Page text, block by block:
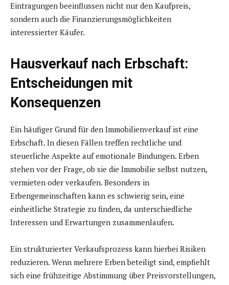
Eintragungen beeinflussen nicht nur den Kaufpreis,
sondern auch die Finanzierungsmöglichkeiten
interessierter Käufer.
Hausverkauf nach Erbschaft:
Entscheidungen mit
Konsequenzen
Ein häufiger Grund für den Immobilienverkauf ist eine
Erbschaft. In diesen Fällen treffen rechtliche und
steuerliche Aspekte auf emotionale Bindungen. Erben
stehen vor der Frage, ob sie die Immobilie selbst nutzen,
vermieten oder verkaufen. Besonders in
Erbengemeinschaften kann es schwierig sein, eine
einheitliche Strategie zu finden, da unterschiedliche
Interessen und Erwartungen zusammenlaufen.
Ein strukturierter Verkaufsprozess kann hierbei Risiken
reduzieren. Wenn mehrere Erben beteiligt sind, empfiehlt
sich eine frühzeitige Abstimmung über Preisvorstellungen,